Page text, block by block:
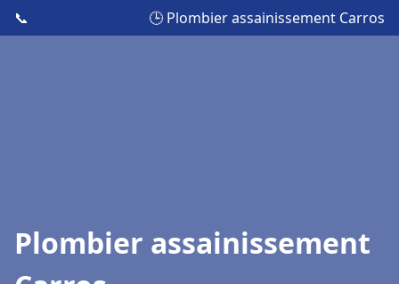
📞 🕒 Plombier assainissement Carros
Plombier assainissement